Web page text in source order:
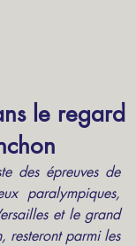
le regard
des épreuves de
paralympiques,
et le grand
resteront parmi les